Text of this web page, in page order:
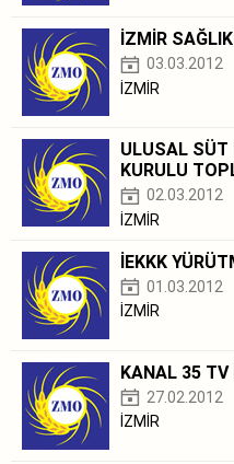
İZMİR
03.03.2012
İZMİR
ULUSAL SÜT
KURULU
02.03.2012
İZMİR
İEKKK
01.03.2012
İZMİR
KANAL 35 TV
27.02.2012
İZMİR